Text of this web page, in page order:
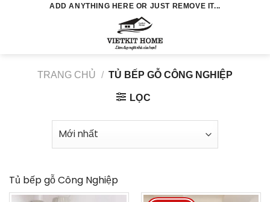
ADD ANYTHING HERE OR JUST REMOVE IT...
TRANG CHỦ / TỦ BẾP GỖ CÔNG NGHIỆP
LỌC
Tủ bếp gỗ Công Nghiệp